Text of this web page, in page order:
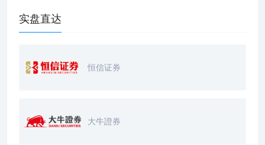
实盘直达
恒信证券
大牛證券